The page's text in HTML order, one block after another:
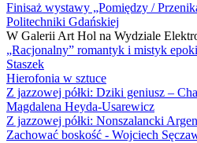
Finisaż wystawy „Pomiędzy /
Politechniki Gdańskiej
W Galerii Art Hol na Wydziale
„Racjonalny” romantyk i mistyk
Staszek
Hierofonia w sztuce
Z jazzowej półki: Dziki geniusz –
Magdalena Heyda-Usarewicz
Z jazzowej półki: Nonszalancki
Zachować boskość - Wojciech